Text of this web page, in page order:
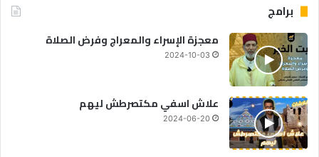
برامج
معجزة الإسراء والمعراج وفرض الصلاة
2024-10-03
علاش اسفي مكتصرطش ليهم
2024-06-20